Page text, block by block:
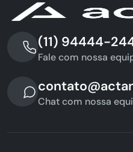
(11) 94444-
Fale com nossa
Chat com nossa